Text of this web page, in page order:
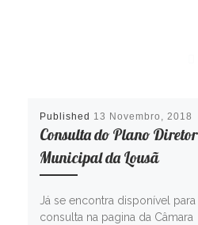
Published 13 Novembro, 2018
Consulta do Plano Diretor
Municipal da Lousã
Já se encontra disponível para
consulta na pagina da Câmara